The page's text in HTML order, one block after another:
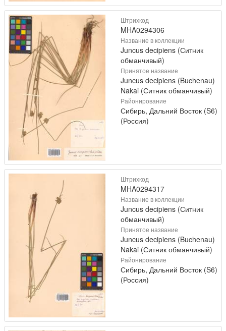
Штрихкод
MHA0294306
Название в коллекции
Juncus decipiens (Ситник
обманчивый)
Принятое название
Juncus decipiens (Buchenau)
Nakai (Ситник обманчивый)
Районирование
Сибирь, Дальний Восток (S6)
(Россия)
Штрихкод
MHA0294317
Название в коллекции
Juncus decipiens (Ситник
обманчивый)
Принятое название
Juncus decipiens (Buchenau)
Nakai (Ситник обманчивый)
Районирование
Сибирь, Дальний Восток (S6)
(Россия)